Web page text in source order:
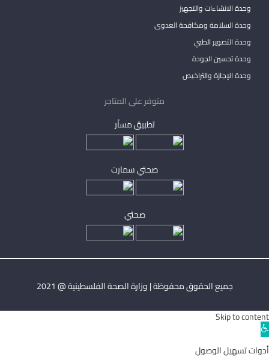
وحدة الانشاءات والتجهيز
وحدة السلامة ومكافحة العدوى
وحدة التصوير الطبي
وحدة تحسين الجودة
وحدة الإجازة والتراخيص
متوفر على المتاجر
تطبيق مساْر
صحتي سمارت
صحتي
جميع الحقوق محفوظة | وزارة الصحة الفلسطينية @ 2021
Skip to content
Open
toolbar
أدوات تسهيل الوصول